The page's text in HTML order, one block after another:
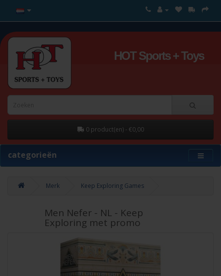
HOT Sports + Toys
0 product(en) - €0,00
categorieën
Merk Keep Exploring Games
Men Nefer - NL - Keep
Exploring met promo